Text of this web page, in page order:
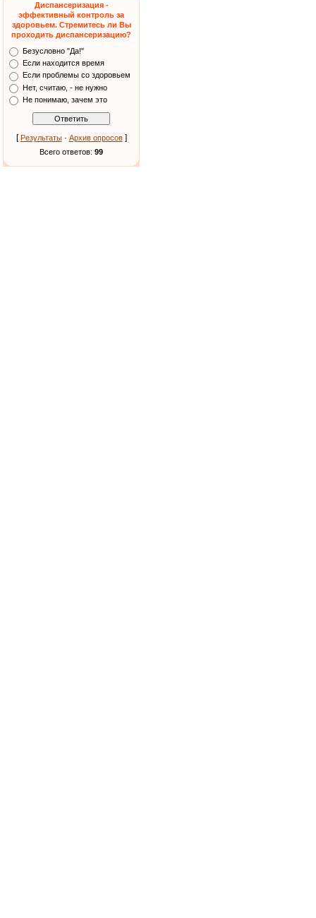
Диспансеризация -
эффективный контроль за
здоровьем. Стремитесь ли Вы
проходить диспансеризацию?
Безусловно "Да!"
Если находится время
Если проблемы со здоровьем
Нет, считаю, - не нужно
Не понимаю, зачем это
[ Результаты· Архив опросов]
Всего ответов: 99